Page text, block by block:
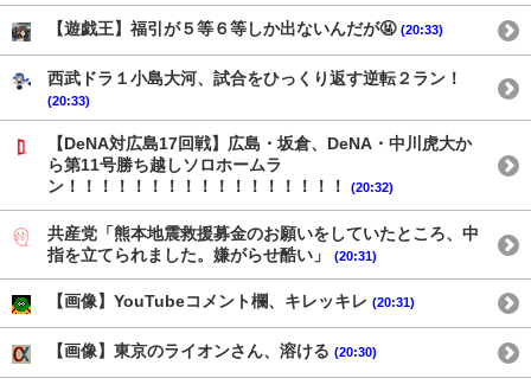
【遊戯王】福引が５等６等しか出ないんだが🤬 (20:33)
西武ドラ１小島大河、試合をひっくり返す逆転２ラン！
(20:33)
【DeNA対広島17回戦】広島・坂倉、DeNA・中川虎大か
ら第11号勝ち越しソロホームラ
ン！！！！！！！！！！！！！！！！！
(20:32)
共産党「熊本地震救援募金のお願いをしていたところ、中
指を立てられました。嫌がらせ酷い」
(20:31)
【画像】YouTubeコメント欄、キレッキレ (20:31)
【画像】東京のライオンさん、溶ける (20:30)